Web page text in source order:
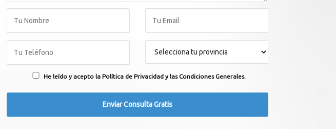
He leído y acepto la Política de Privacidad y las Condiciones Generales.